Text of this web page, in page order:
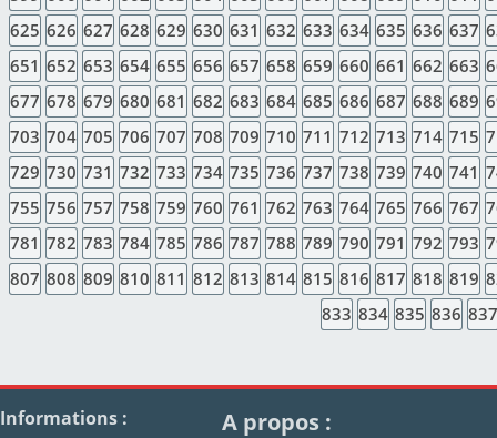
625 626 627 628 629 630 631 632 633 634 635 636 637
651 652 653 654 655 656 657 658 659 660 661 662 663
677 678 679 680 681 682 683 684 685 686 687 688 689
703 704 705 706 707 708 709 710 711 712 713 714 715
729 730 731 732 733 734 735 736 737 738 739 740 741
755 756 757 758 759 760 761 762 763 764 765 766 767
781 782 783 784 785 786 787 788 789 790 791 792 793
807 808 809 810 811 812 813 814 815 816 817 818 819
833 834 835 836 837
Informations :
A propos :